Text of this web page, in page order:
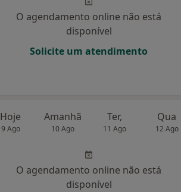
O agendamento online não está
disponível
Solicite um atendimento
Hoje
9 Ago
Amanhã
10 Ago
Ter,
11 Ago
Qua
12 Ago
O agendamento online não está
disponível